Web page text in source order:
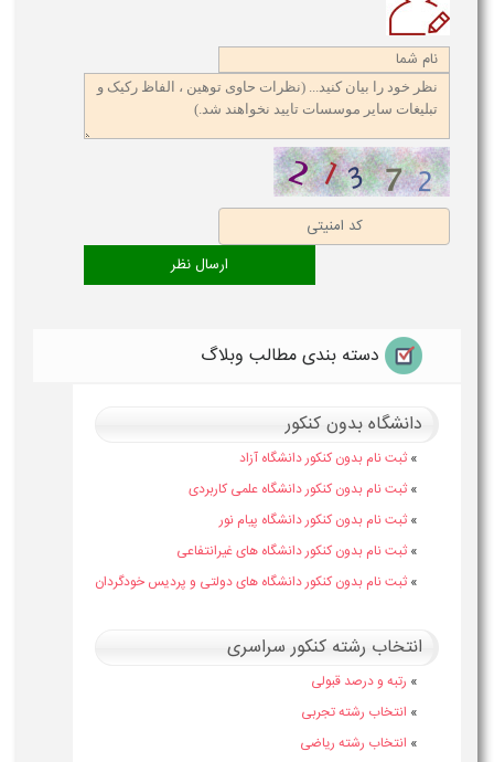
دسته بندی مطالب وبلاگ
دانشگاه بدون کنکور
» ثبت نام بدون کنکور دانشگاه آزاد
» ثبت نام بدون کنکور دانشگاه علمی کاربردی
» ثبت نام بدون کنکور دانشگاه پیام نور
» ثبت نام بدون کنکور دانشگاه های غیرانتفاعی
» ثبت نام بدون کنکور دانشگاه های دولتی و پردیس خودگردان
انتخاب رشته کنکور سراسری
» رتبه و درصد قبولی
» انتخاب رشته تجربی
» انتخاب رشته ریاضی